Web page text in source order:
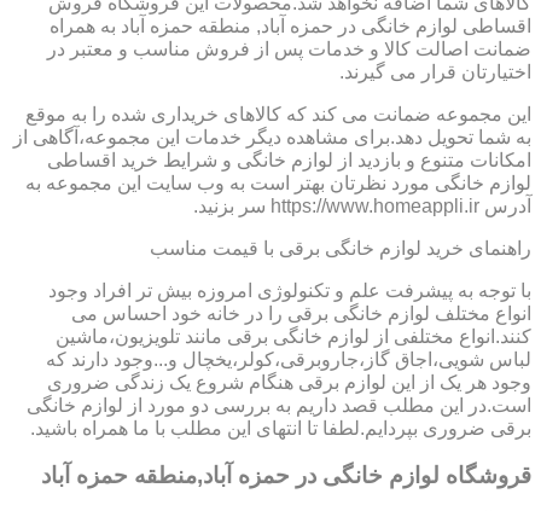
اقساطی لوازم خانگی در حمزه آباد, منطقه حمزه آباد به همراه
ضمانت اصالت کالا و خدمات پس از فروش مناسب و معتبر در
اختیارتان قرار می گیرند.
این مجموعه ضمانت می کند که کالاهای خریداری شده را به موقع
به شما تحویل دهد.برای مشاهده دیگر خدمات این مجموعه،آگاهی از
امکانات متنوع و بازدید از لوازم خانگی و شرایط خرید اقساطی
لوازم خانگی مورد نظرتان بهتر است به وب سایت این مجموعه به
آدرس https://www.homeappli.ir سر بزنید.
راهنمای خرید لوازم خانگی برقی با قیمت مناسب
با توجه به پیشرفت علم و تکنولوژی امروزه بیش تر افراد وجود
انواع مختلف لوازم خانگی برقی را در خانه خود احساس می
کنند.انواع مختلفی از لوازم خانگی برقی مانند تلویزیون،ماشین
لباس شویی،اجاق گاز،جاروبرقی،کولر،یخچال و...وجود دارند که
وجود هر یک از این لوازم برقی هنگام شروع یک زندگی ضروری
است.در این مطلب قصد داریم به بررسی دو مورد از لوازم خانگی
برقی ضروری بپردایم.لطفا تا انتهای این مطلب با ما همراه باشید.
قروشگاه لوازم خانگی در حمزه آباد,منطقه حمزه آباد